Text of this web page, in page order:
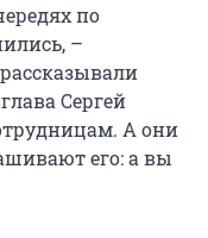
по
–
Сергей
А они
его: а вы